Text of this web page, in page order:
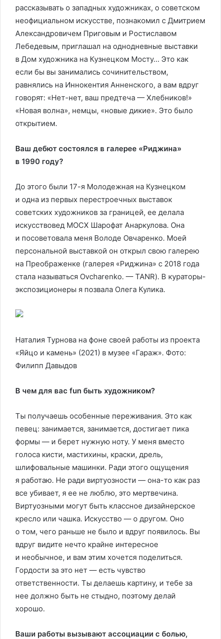
рассказывать о западных художниках, о советском
неофициальном искусстве, познакомил с Дмитрием
Александровичем Приговым и Ростиславом
Лебедевым, приглашал на однодневные выставки
в Дом художника на Кузнецком Мосту… Это как
если бы вы занимались сочинительством,
равнялись на Иннокентия Анненского, а вам вдруг
говорят: «Нет-нет, ваш предтеча — Хлебников!»
«Новая волна», немцы, «новые дикие». Это было
открытием.
Ваш дебют состоялся в галерее «Риджина»
в 1990 году?
До этого были 17-я Молодежная на Кузнецком
и одна из первых перестроечных выставок
советских художников за границей, ее делала
искусствовед МОСХ Шарофат Анаркулова. Она
и посоветовала меня Володе Овчаренко. Моей
персональной выставкой он открыл свою галерею
на Преображенке (галерея «Риджина» с 2018 года
стала называться Ovcharenko. — TANR). В кураторы-
экспозиционеры я позвала Олега Кулика.
Наталия Турнова на фоне своей работы из проекта
«Яйцо и камень» (2021) в музее «Гараж». Фото:
Филипп Давыдов
В чем для вас fun быть художником?
Ты получаешь особенные переживания. Это как
певец: занимается, занимается, достигает пика
формы — и берет нужную ноту. У меня вместо
голоса кисти, мастихины, краски, дрель,
шлифовальные машинки. Ради этого ощущения
я работаю. Не ради виртуозности — она-то как раз
все убивает, я ее не люблю, это мертвечина.
Виртуозными могут быть классное дизайнерское
кресло или чашка. Искусство — о другом. Оно
о том, чего раньше не было и вдруг появилось. Вы
вдруг видите нечто крайне интересное
и необычное, и вам этим хочется поделиться.
Гордости за это нет — есть чувство
ответственности. Ты делаешь картину, и тебе за
нее должно быть не стыдно, поэтому делай
хорошо.
Ваши работы вызывают ассоциации с болью,